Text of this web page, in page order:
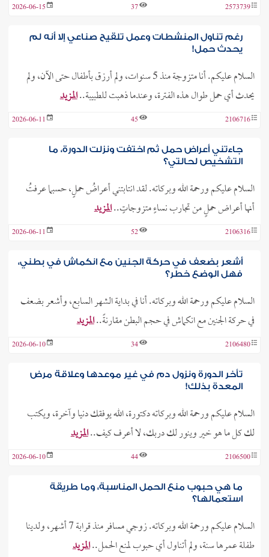
2573739
37
2026-06-15
رغم تناول المنشطات وعمل تلقيح صناعي إلا أنه لم
يحدث حمل!
السلام عليكم. أنا متزوجة منذ 5 سنوات، ولم أرزق بأطفال حتى الآن، ولم
يحدث أي حمل طوال هذه الفترة، وعندما ذهبت للطبيبة..المزيد
2106716
45
2026-06-11
جاءتني أعراض حمل ثم اختفت ونزلت الدورة، ما
التشخيص لحالتي؟
السلام عليكم ورحمة الله وبركاته. لقد انتابتني أعراضُ حملٍ، حسبما عرفتُ
أنها أعراض حملٍ من تجارب نساءٍ متزوجاتٍ..المزيد
2106316
52
2026-06-11
أشعر بضعف في حركة الجنين مع انكماش في بطني،
فهل الوضع خطر؟
السلام عليكم ورحمة الله وبركاته. أنا في بداية الشهر السابع، وأشعر بضعف
في حركة الجنين مع انكماش في حجم البطن مقارنةً..المزيد
2106480
34
2026-06-10
تأخر الدورة ونزول دم في غير موعدها وعلاقة مرض
المعدة بذلك!
السلام عليكم ورحمة الله وبركاته دكتورة، الله يوفقك دنيا وآخرة، ويكتب
لك كل ما هو خير وينور لك دربك، لا أعرف كيف..المزيد
2106500
44
2026-06-10
ما هي حبوب منع الحمل المناسبة، وما طريقة
استعمالها؟
السلام عليكم ورحمة الله وبركاته. زوجي مسافر منذ قرابة 7 أشهر، ولدينا
طفلة عمرها سنة، ولم أتناول أي حبوب لمنع الحمل..المزيد